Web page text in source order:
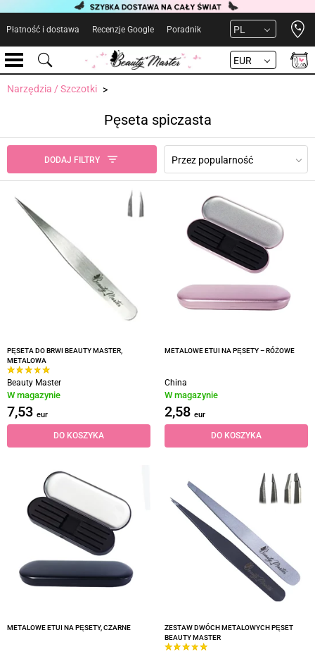
Płatność i dostawa Recenzje Google Poradnik PL
EUR
Narzędzia / Szczotki
Pęseta spiczasta
DODAJ FILTRY Przez popularność
PĘSETA DO BRWI BEAUTY MASTER,
METALOWA
Beauty Master
W magazynie
7,53 eur
DO KOSZYKA
METALOWE ETUI NA PĘSETY – RÓŻOWE
China
W magazynie
2,58 eur
DO KOSZYKA
METALOWE ETUI NA PĘSETY, CZARNE
ZESTAW DWÓCH METALOWYCH PĘSET
BEAUTY MASTER